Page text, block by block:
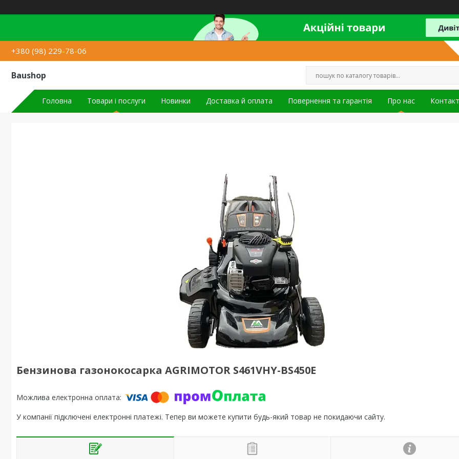
+380 (98) 229-78-06
Baushop
Головна Товари і послуги Новинки Доставка й оплата Повернення та гарантія Про нас
Бензинова газонокосарка AGRIMOTOR S461VHY-BS450E
У компанії підключені електронні платежі. Тепер ви можете купити будь-який товар не покидаючи сайту.